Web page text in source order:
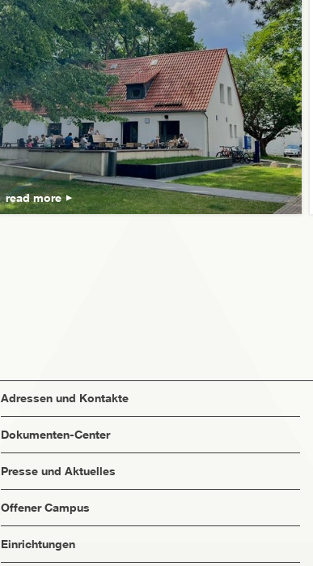
read more
Adressen und Kontakte
Dokumenten-Center
Presse und Aktuelles
Offener Campus
Einrichtungen